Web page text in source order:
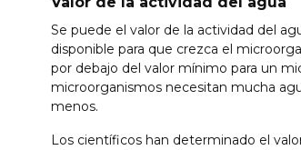
Se puede el valor de la actividad del
disponible para que crezca el
por debajo del valor mínimo para un
microorganismos necesitan mucha
menos.
Los científicos han determinado el